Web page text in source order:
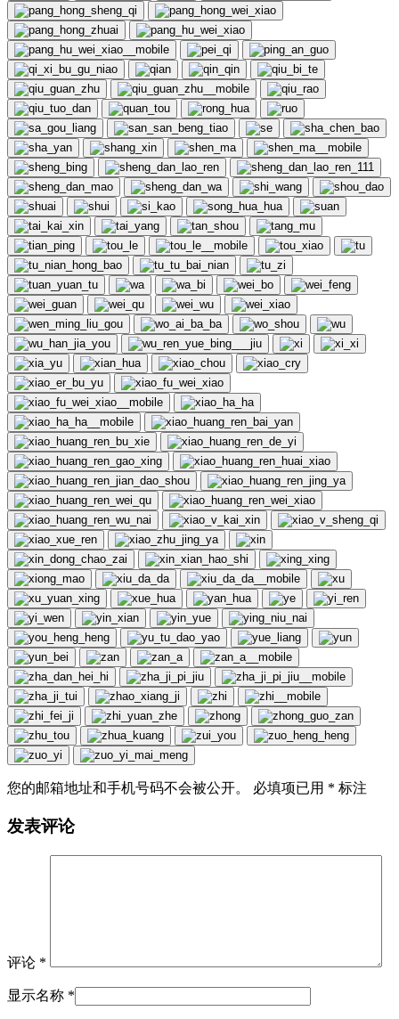
您的邮箱地址和手机号码不会被公开。 必填项已用 * 标注
发表评论
评论 *
显示名称 *